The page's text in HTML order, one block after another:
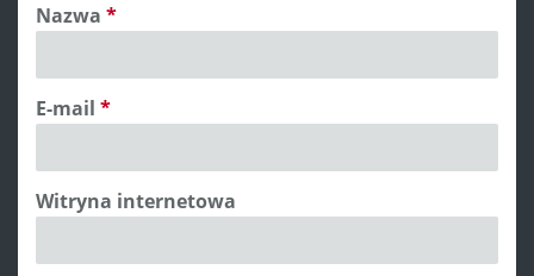
Nazwa *
E-mail *
Witryna internetowa